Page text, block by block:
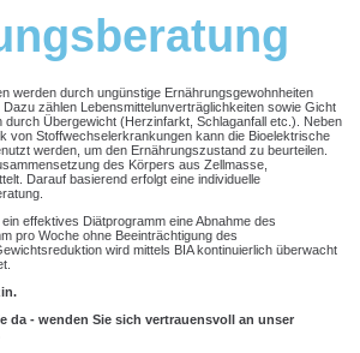
werden durch ungünstige Ernährungsgewohnheiten
zählen Lebensmittelunverträglichkeiten sowie Gicht
durch Übergewicht (Herzinfarkt, Schlaganfall etc.). Neben
von Stoffwechselerkrankungen kann die Bioelektrische
werden, um den Ernährungszustand zu beurteilen.
des Körpers aus Zellmasse,
Darauf basierend erfolgt eine individuelle
effektives Diätprogramm eine Abnahme des
pro Woche ohne Beeinträchtigung des
wird mittels BIA kontinuierlich überwacht
da - wenden Sie sich vertrauensvoll an unser